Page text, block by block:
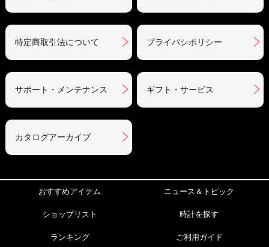
特定商取引法について プライバシポリシー
サポート・メンテナンス ギフト・サービス
カタログアーカイブ
おすすめアイテム ニュース＆トピック
ショップリスト 時計を探す
ランキング ご利用ガイド